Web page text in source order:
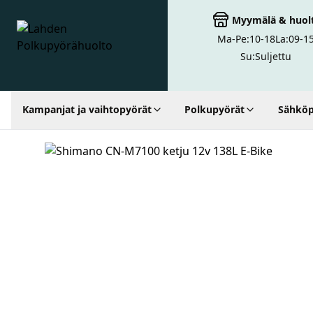
Lahden Polkupyörähuolto - etusivulle
Myymälä &
Ma-Pe:10-18La:09-
Su:Suljettu
Hakutulokset
Kampanjat ja vaihtopyörät Polkupyörät